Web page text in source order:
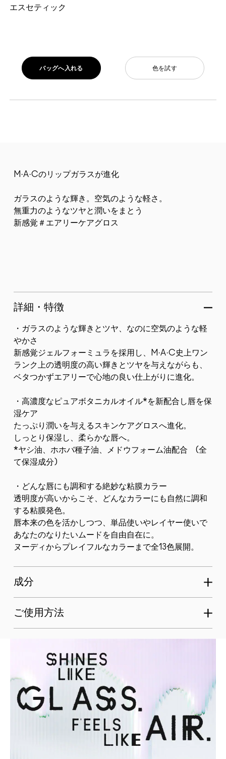
エスセティック
色を試す
バッグへ入れる
M·A·Cのリップガラスが進化
ガラスのような輝き。空気のような軽さ。
無重力のようなツヤと潤いをまとう
新感覚＃エアリーケアグロス
詳細・特徴
・ガラスのような輝きとツヤ、なのに空気のような軽
やかさ
新感覚ジェルフォーミュラを採用し、M·A·C史上ワン
ランク上の透明度の高い輝きとツヤを与えながらも、
ベタつかずエアリーで心地の良い仕上がりに進化。
・高濃度なピュアボタニカルオイル*を新配合し唇を保
湿ケア
たっぷり潤いを与えるスキンケアグロスへ進化。
しっとり保湿し、柔らかな唇へ。
*ヤシ油、ホホバ種子油、メドウフォーム油配合 (全
て保湿成分)
・どんな唇にも調和する絶妙な粘膜カラー
透明度が高いからこそ、どんなカラーにも自然に調和
する粘膜発色。
唇本来の色を活かしつつ、単品使いやレイヤー使いで
あなたのなりたいムードを自由自在に。
ヌーディからプレイフルなカラーまで全13色展開。
成分
ご使用方法